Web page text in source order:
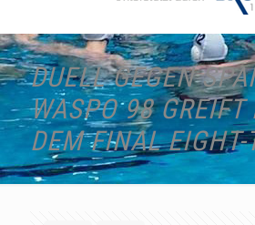
DUELL GEGEN
WASPO 98 GREIFT
DEM FINAL EIGHT-